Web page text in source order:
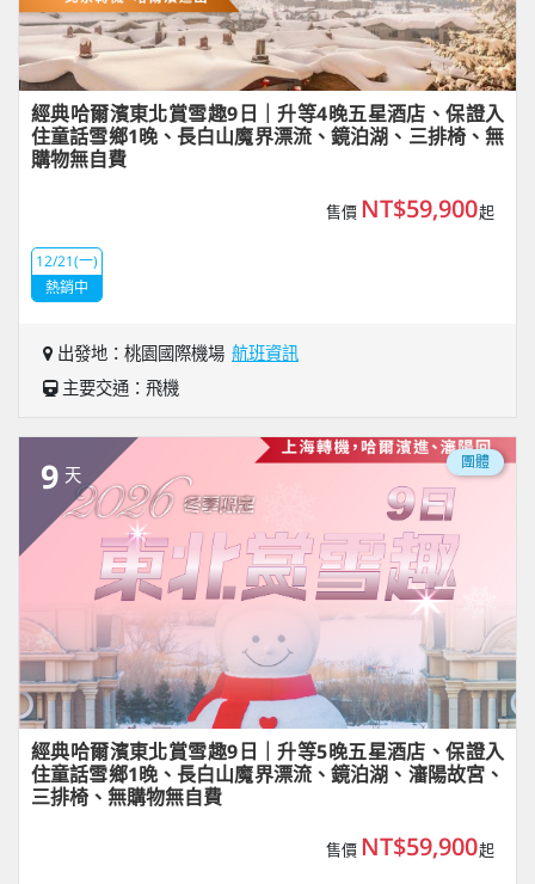
經典哈爾濱東北賞雪趣9日｜升等4晚五星酒店、保證入
住童話雪鄉1晚、長白山魔界漂流、鏡泊湖、三排椅、無
購物無自費
售價 NT$59,900起
12/21(一)
熱銷中
出發地：桃園國際機場 航班資訊
主要交通：飛機
9 天
團體
經典哈爾濱東北賞雪趣9日｜升等5晚五星酒店、保證入
住童話雪鄉1晚、長白山魔界漂流、鏡泊湖、瀋陽故宮、
三排椅、無購物無自費
售價 NT$59,900起